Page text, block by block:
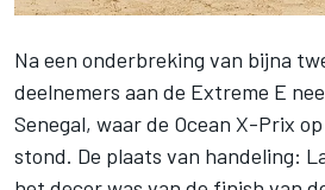
Na een onderbreking van bijna
deelnemers aan de Extreme E
Senegal, waar de Ocean X-Prix
stond. De plaats van handeling: